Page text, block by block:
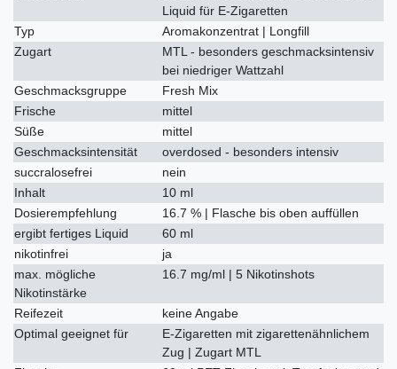
Liquid für E-Zigaretten
Typ
Aromakonzentrat | Longfill
Zugart
MTL - besonders geschmacksintensiv
bei niedriger Wattzahl
Geschmacksgruppe
Fresh Mix
Frische
mittel
Süße
mittel
Geschmacksintensität
overdosed - besonders intensiv
succralosefrei
nein
Inhalt
10 ml
Dosierempfehlung
16.7 % | Flasche bis oben auffüllen
ergibt fertiges Liquid
60 ml
nikotinfrei
ja
max. mögliche
Nikotinstärke
16.7 mg/ml | 5 Nikotinshots
Reifezeit
keine Angabe
Optimal geeignet für
E-Zigaretten mit zigarettenähnlichem
Zug | Zugart MTL